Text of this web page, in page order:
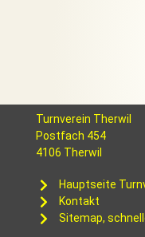
Turnverein Therwil
Postfach 454
4106 Therwil
Hauptseite
Kontakt
Sitemap,